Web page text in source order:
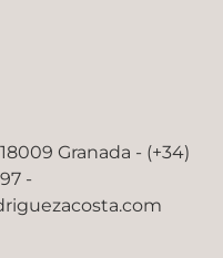
Granada - (+34)
-